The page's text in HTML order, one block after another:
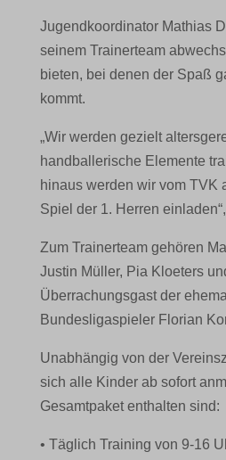
Jugendkoordinator Mathias
seinem Trainerteam
bieten, bei denen der Spaß
kommt.
„Wir werden gezielt
handballerische Elemente
hinaus werden wir vom TVK
Spiel der 1. Herren
Zum Trainerteam gehören
Justin Müller, Pia Kloeters
Überrachungsgast der
Bundesligaspieler Florian
Unabhängig von der
sich alle Kinder ab sofort
Gesamtpaket enthalten sind:
• Täglich Training von 9-16